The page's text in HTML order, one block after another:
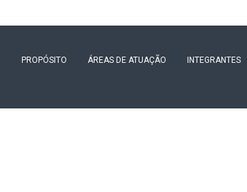
PROPÓSITO ÁREAS DE ATUAÇÃO INTEGRANTES